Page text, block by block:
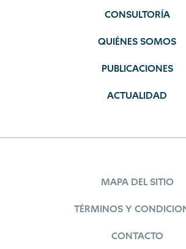
CONSULTORÍA
QUIÉNES SOMOS
PUBLICACIONES
ACTUALIDAD
MAPA DEL SITIO
TÉRMINOS Y
CONTACTO